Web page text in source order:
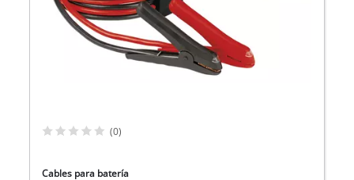
(0)
Cables para batería